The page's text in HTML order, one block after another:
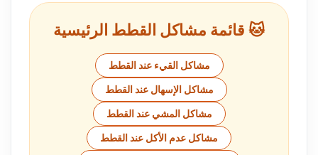
🐱 قائمة مشاكل القطط الرئيسية
مشاكل القيء عند القطط
مشاكل الإسهال عند القطط
مشاكل المشي عند القطط
مشاكل عدم الأكل عند القطط